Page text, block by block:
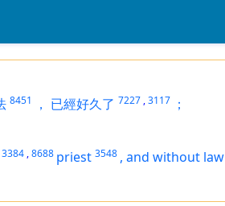
8451 ， 已經好久了 7227 ,3117 ；
3384 ,8688 priest 3548 , and without law